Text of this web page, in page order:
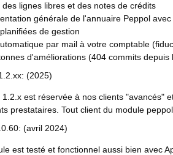
des lignes libres et des notes de crédits
générale de l'annuaire Peppol
de gestion
par mail à votre comptable
d'améliorations (404 commits
(2025)
1.2.x est réservée à nos clients "avancés"
prestataires. Tout client du module
(avril 2024)
est testé et fonctionnel aussi bien avec